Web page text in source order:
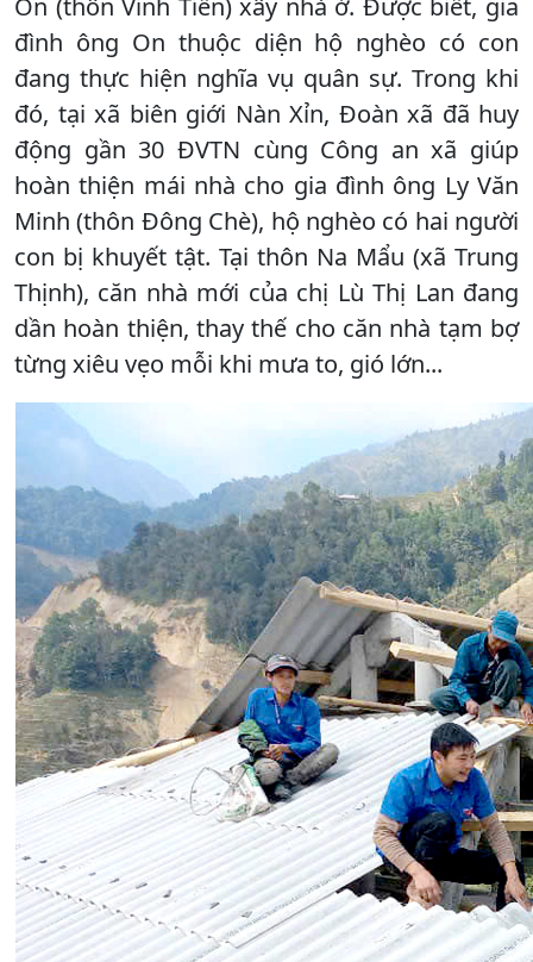
On (thôn Vinh Tiến) xây nhà ở. Được biết, gia
đình ông On thuộc diện hộ nghèo có con
đang thực hiện nghĩa vụ quân sự. Trong khi
đó, tại xã biên giới Nàn Xỉn, Đoàn xã đã huy
động gần 30 ĐVTN cùng Công an xã giúp
hoàn thiện mái nhà cho gia đình ông Ly Văn
Minh (thôn Đông Chè), hộ nghèo có hai người
con bị khuyết tật. Tại thôn Na Mẩu (xã Trung
Thịnh), căn nhà mới của chị Lù Thị Lan đang
dần hoàn thiện, thay thế cho căn nhà tạm bợ
từng xiêu vẹo mỗi khi mưa to, gió lớn...